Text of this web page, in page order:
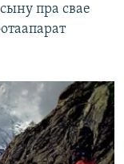
пра свае